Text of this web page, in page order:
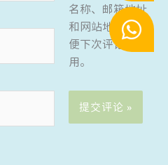
名称、邮箱地址
和网站地址，以
便下次评论时使
用。